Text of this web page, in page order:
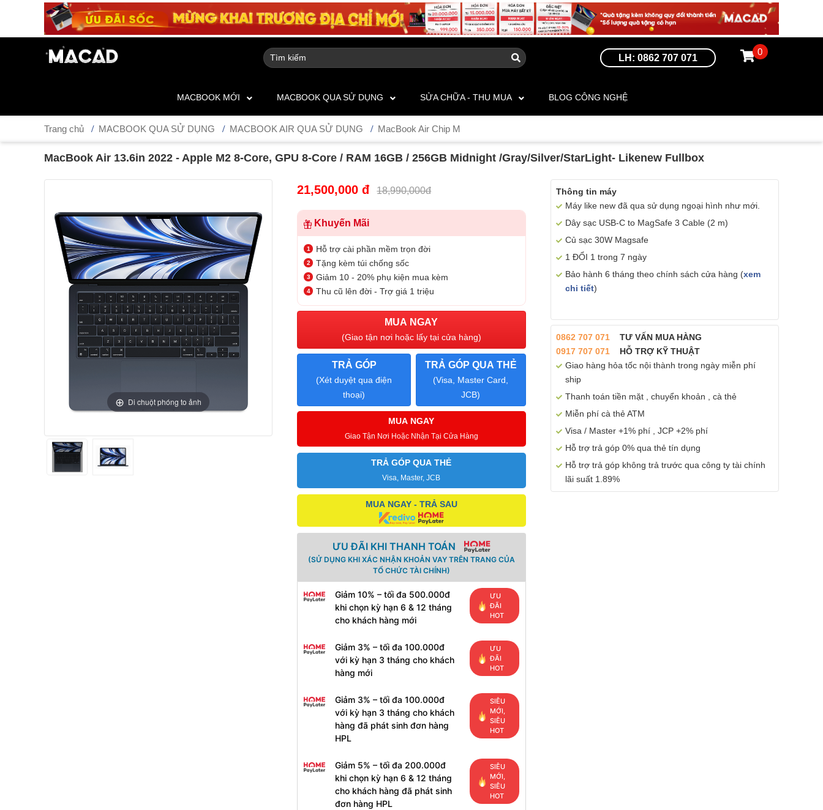
LH: 0862 707 071
0
MACBOOK MỚI MACBOOK QUA SỬ DỤNG SỬA CHỮA - THU MUA BLOG CÔNG NGHỆ
Trang chủ MACBOOK QUA SỬ DỤNG MACBOOK AIR QUA SỬ DỤNG MacBook Air Chip M
Di chuột phóng to ảnh
MacBook Air 13.6in 2022 - Apple M2 8-Core, GPU 8-Core / RAM 16GB / 256GB Midnight /Gray/Silver/StarLight- Likenew Fullbox
21,500,000 đ 18,990,000đ
Khuyến Mãi
Hỗ trợ cài phần mềm trọn đời
Tặng kèm túi chống sốc
Giảm 10 - 20% phụ kiện mua kèm
Thu cũ lên đời - Trợ giá 1 triệu
MUA NGAY
(Giao tận nơi hoặc lấy tại cửa hàng)
TRẢ GÓP
(Xét duyệt qua điện
thoại)
TRẢ GÓP QUA THẺ
(Visa, Master Card,
JCB)
MUA NGAY
Giao Tận Nơi Hoặc Nhận Tại Cửa Hàng
TRẢ GÓP QUA THẺ
Visa, Master, JCB
MUA NGAY - TRẢ SAU
ƯU ĐÃI KHI THANH TOÁN
(SỬ DỤNG KHI XÁC NHẬN KHOẢN VAY TRÊN TRANG CỦA
TỔ CHỨC TÀI CHÍNH)
Giảm 10% – tối đa 500.000đ
khi chọn kỳ hạn 6 & 12 tháng
cho khách hàng mới
ƯU
ĐÃI
HOT
Giảm 3% – tối đa 100.000đ
với kỳ hạn 3 tháng cho khách
hàng mới
ƯU
ĐÃI
HOT
Giảm 3% – tối đa 100.000đ
với kỳ hạn 3 tháng cho khách
hàng đã phát sinh đơn hàng
HPL
SIÊU
MỚI,
SIÊU
HOT
Giảm 5% – tối đa 200.000đ
khi chọn kỳ hạn 6 & 12 tháng
cho khách hàng đã phát sinh
đơn hàng HPL
SIÊU
MỚI,
SIÊU
HOT
Thông tin máy
Máy like new đã qua sử dụng ngoại hình như mới.
Dây sạc USB-C to MagSafe 3 Cable (2 m)
Củ sạc 30W Magsafe
1 ĐỔI 1 trong 7 ngày
Bảo hành 6 tháng theo chính sách cửa hàng (xem
chi tiết)
0862 707 071
TƯ VẤN MUA HÀNG
0917 707 071
HỖ TRỢ KỸ THUẬT
Giao hàng hỏa tốc nội thành trong ngày miễn phí
ship
Thanh toán tiền mặt , chuyển khoản , cà thẻ
Miễn phí cà thẻ ATM
Visa / Master +1% phí , JCP +2% phí
Hỗ trợ trả góp 0% qua thẻ tín dụng
Hỗ trợ trả góp không trả trước qua công ty tài chính
lãi suất 1.89%